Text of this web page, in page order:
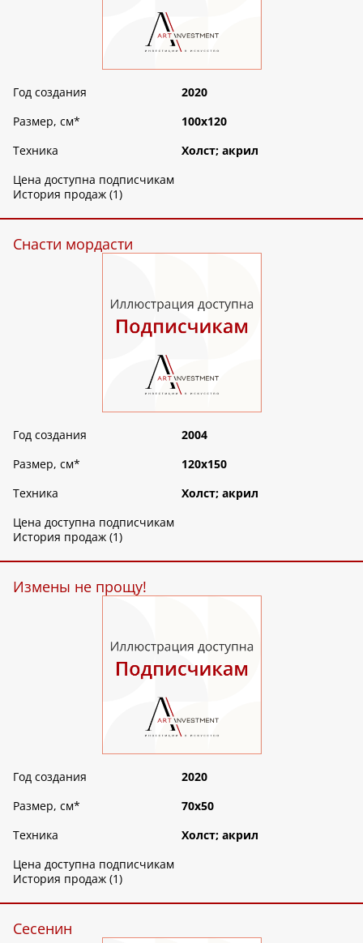
Год создания
2020
Размер, см*
100х120
Техника
Холст; акрил
Цена доступна подписчикам
История продаж (1)
Снасти мордасти
Год создания
2004
Размер, см*
120х150
Техника
Холст; акрил
Цена доступна подписчикам
История продаж (1)
Измены не прощу!
Год создания
2020
Размер, см*
70х50
Техника
Холст; акрил
Цена доступна подписчикам
История продаж (1)
Сесенин